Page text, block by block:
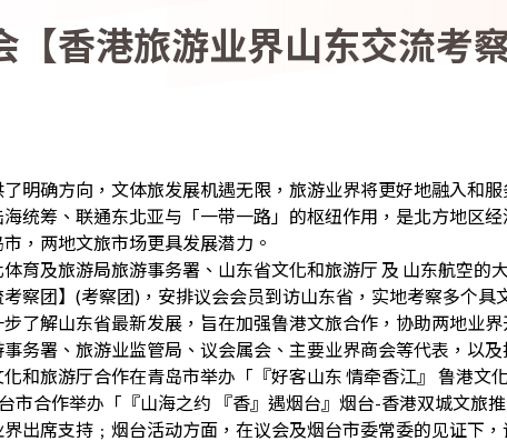
【香港旅游业界山东交流考
明确方向，文体旅发展机遇无限，旅游业界将更好地融入和
统筹、联通东北亚与「一带一路」的枢纽作用，是北方地区
，两地文旅市场更具发展潜力。
育及旅游局旅游事务署、山东省文化和旅游厅 及 山东航空的
察团】(考察团)，安排议会会员到访山东省，实地考察多个
了解山东省最新发展，旨在加强鲁港文旅合作，协助两地业
务署、旅游业监管局、议会属会、主要业界商会等代表，以
和旅游厅合作在青岛市举办「『好客山东 情牵香江』 鲁港文
市合作举办「『山海之约 『香』遇烟台』烟台-香港双城文旅
界出席支持﹔烟台活动方面，在议会及烟台市委常委的见证下